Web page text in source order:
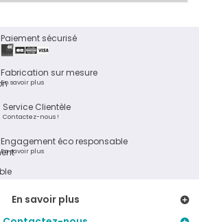
Paiement sécurisé
Fabrication sur mesure
En savoir plus
Service Clientèle
Contactez-nous !
Engagement éco responsable
En savoir plus
En savoir plus